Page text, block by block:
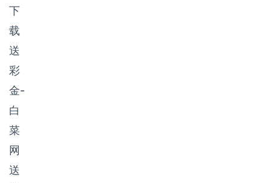
下
载
送
彩
金-
白
菜
网
送